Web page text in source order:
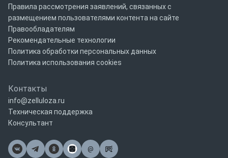
Правила рассмотрения заявлений, связанных с
размещением пользователями контента на сайте
Правообладателям
Рекомендательные технологии
Политика обработки персональных данных
Политика использования cookies
Контакты
info@zelluloza.ru
Техническая поддержка
Консультант
@
Почта